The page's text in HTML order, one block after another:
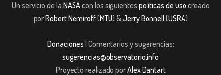
Un servicio de la NASAcon los siguientes políticas de uso creado
porRobert Nemiroff(MTU) &Jerry Bonnell (USRA)
Donaciones | Comentarios y sugerencias:
sugerencias@observatorio.info
Proyecto realizado porAlex Dantart